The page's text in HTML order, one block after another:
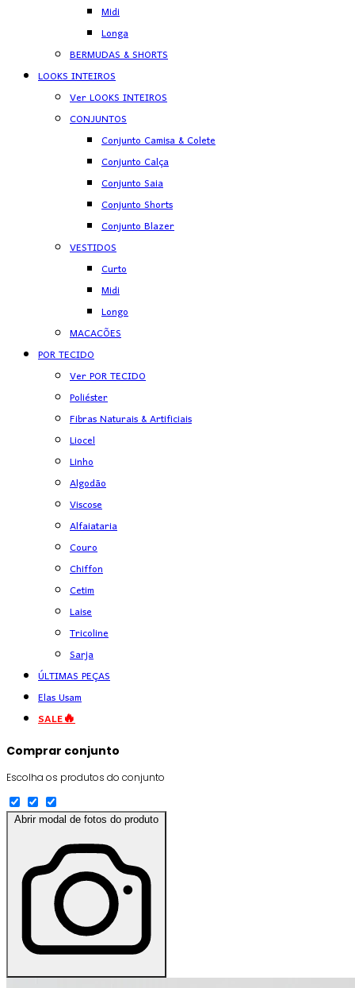
Midi
Longa
BERMUDAS & SHORTS
LOOKS INTEIROS
Ver LOOKS INTEIROS
CONJUNTOS
Conjunto Camisa & Colete
Conjunto Calça
Conjunto Saia
Conjunto Shorts
Conjunto Blazer
VESTIDOS
Curto
Midi
Longo
MACACÕES
POR TECIDO
Ver POR TECIDO
Poliéster
Fibras Naturais & Artificiais
Liocel
Linho
Algodão
Viscose
Alfaiataria
Couro
Chiffon
Cetim
Laise
Tricoline
Sarja
ÚLTIMAS PEÇAS
Elas Usam
SALE🔥
Comprar conjunto
Escolha os produtos do conjunto
Abrir modal de fotos do produto